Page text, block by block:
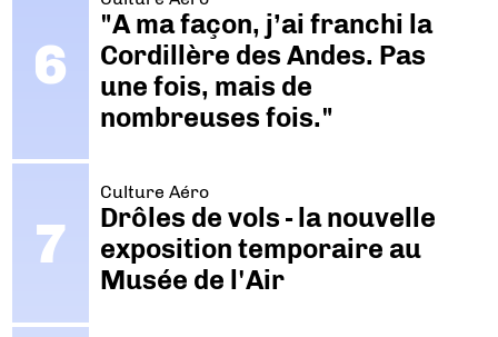
"A ma façon, j’ai franchi la
Cordillère des Andes. Pas
une fois, mais de
nombreuses fois."
Culture Aéro
Drôles de vols - la nouvelle
exposition temporaire au
Musée de l'Air